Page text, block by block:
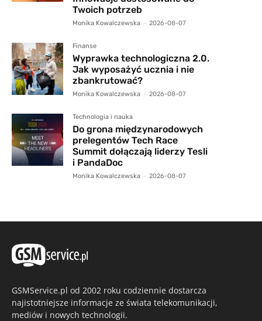
Twoich potrzeb
Monika Kowalczewska - 2026-08-07
Finanse
Wyprawka technologiczna 2.0.
Jak wyposażyć ucznia i nie
zbankrutować?
Monika Kowalczewska - 2026-08-07
Technologia i nauka
Do grona międzynarodowych
prelegentów Tech Race
Summit dołączają liderzy Tesli
i PandaDoc
Monika Kowalczewska - 2026-08-07
GSMService.pl od 2002 roku codziennie dostarcza
najistotniejsze informacje ze świata telekomunikacji,
mediów i nowych technologii.